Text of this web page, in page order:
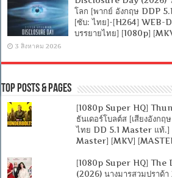
โลก [พากย์ อังกฤษ DDP
[ซับ: ไทย]-[H264] WEB-
บรรยายไทย] [1080p]
3 สิงหาคม 2026
Top Posts & Pages
[1080p Super HQ]
ธันเดอร์โบลต์ส [เสียงอังก
ไทย DD 5.1 Master แท้.]
Master] [MKV]
[1080p Super HQ] The
(2026) นางมารสวมปราด้า